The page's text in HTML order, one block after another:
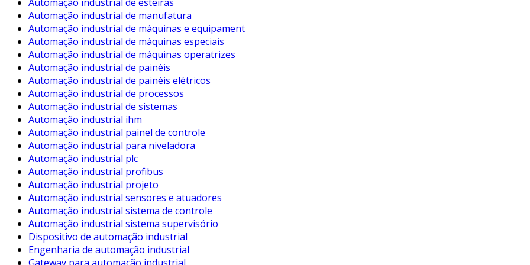
Dispositivos de Comunicação: Permitindo que os diferentes elementos dos sistemas se comuniquem, esses
integração dos dados.
Benefícios da Automação com Painéis de Controle
A implementação de painéis de controle na automação industrial traz uma série de vantagens significativas. Entre elas,
Aumento da Eficiência: A automação reduz o tempo necessário para realizar tarefas, permitindo que a produção
otimizada.
Redução de Erros: Com o controle automatizado, os erros humanos são minimizados. Isso resulta em uma
Monitoramento em Tempo Real: Os sistemas de controle permitem o acompanhamento contínuo das
problemas rapidamente.
Melhor Tomada de Decisão: Informações em tempo real proporcionam dados que facilitam análises e,
eficazes.
Aumento da Segurança: Sistemas automatizados diminuem os riscos operacionais, protegendo tanto os
equipamentos.
Exemplos de Aplicação
Automação industrial de manufatura
Automação industrial de máquinas e equipament
Automação industrial de máquinas especiais
Automação industrial de máquinas operatrizes
Automação industrial de painéis
Automação industrial de painéis elétricos
Automação industrial de processos
Automação industrial de sistemas
Automação industrial ihm
Automação industrial painel de controle
Automação industrial para niveladora
Automação industrial plc
Automação industrial profibus
Automação industrial projeto
Automação industrial sensores e atuadores
Automação industrial sistema de controle
Automação industrial sistema supervisório
Dispositivo de automação industrial
Engenharia de automação industrial